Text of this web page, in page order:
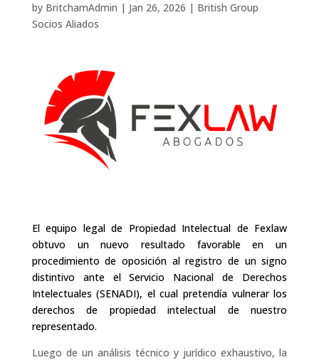
by BritchamAdmin | Jan 26, 2026 | British Group
Socios Aliados
El equipo legal de Propiedad Intelectual de Fexlaw
obtuvo un nuevo resultado favorable en un
procedimiento de oposición al registro de un signo
distintivo ante el Servicio Nacional de Derechos
Intelectuales (SENADI), el cual pretendía vulnerar los
derechos de propiedad intelectual de nuestro
representado.
Luego de un análisis técnico y jurídico exhaustivo, la